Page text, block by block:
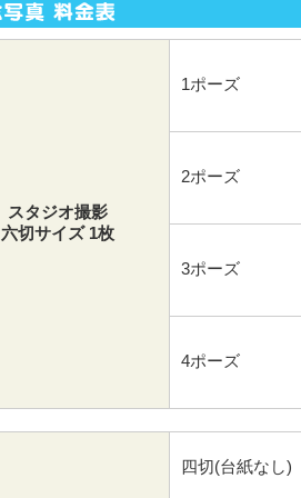
スタジオ撮影
六切サイズ 1枚
1ポーズ
2ポーズ
3ポーズ
4ポーズ
四切(台紙なし)